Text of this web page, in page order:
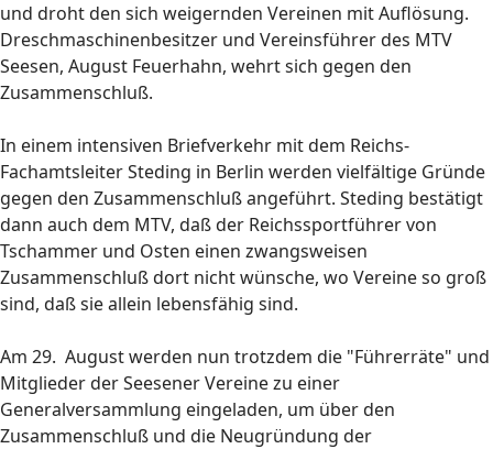
und droht den sich weigernden Vereinen mit Auflösung.
Dreschmaschinenbesitzer und Vereinsführer des MTV
Seesen, August Feuerhahn, wehrt sich gegen den
Zusammenschluß.
In einem intensiven Briefverkehr mit dem Reichs-
Fachamtsleiter Steding in Berlin werden vielfältige Gründe
gegen den Zusammenschluß angeführt. Steding bestätigt
dann auch dem MTV, daß der Reichssportführer von
Tschammer und Osten einen zwangsweisen
Zusammenschluß dort nicht wünsche, wo Vereine so groß
sind, daß sie allein lebensfähig sind.
Am 29. August werden nun trotzdem die "Führerräte" und
Mitglieder der Seesener Vereine zu einer
Generalversammlung eingeladen, um über den
Zusammenschluß und die Neugründung der